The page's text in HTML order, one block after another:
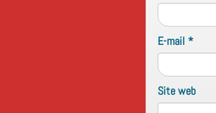
E-mail *
Site web